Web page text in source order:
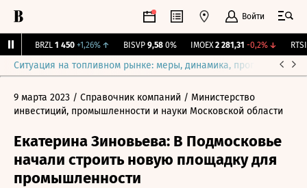
Войти
BRZL 1 450 +1,26%↑ BISVP 9,58 0% IMOEX 2 281,31 -0,2%↓ RTSI
Ситуация на топливном рынке: меры, динамика, прогнозы
9 марта 2023 / Справочник компаний / Министерство
инвестиций, промышленности и науки Московской области
Екатерина Зиновьева: В Подмосковье
начали строить новую площадку для
промышленности